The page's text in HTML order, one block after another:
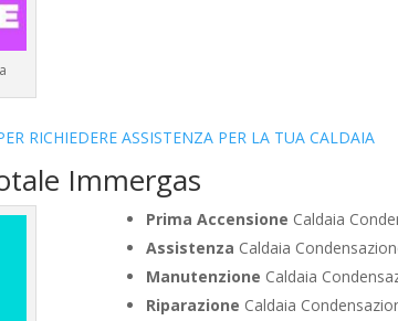
RICHIEDERE ASSISTENZA PER LA TUA CALDAIA
Immergas
Prima Accensione Caldaia
Assistenza Caldaia
Manutenzione Caldaia
Riparazione Caldaia